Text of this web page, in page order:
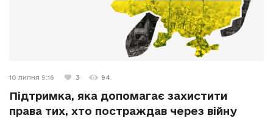
10 липня 9:16 3 94
Підтримка, яка допомагає захистити
права тих, хто постраждав через війну